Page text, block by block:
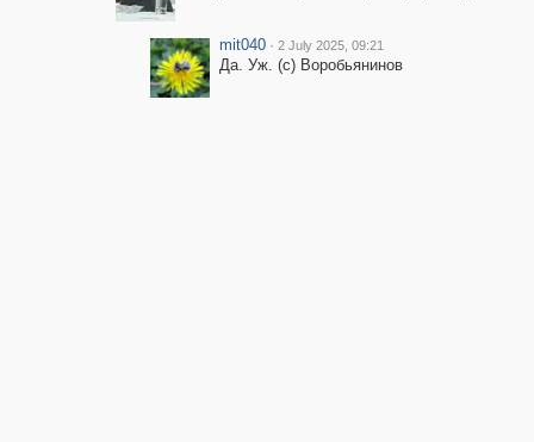
mit040 · 2 July 2025, 09:21
Да. Уж. (с) Воробьянинов